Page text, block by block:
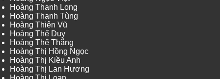
Hoàng Thanh Long
Hoàng Thanh Tùng
Hoàng Thiên Vũ
Hoàng Thế Duy
Hoàng Thế Thắng
Hoàng Thị Hồng Ngọc
Hoàng Thị Kiều Anh
Hoàng Thị Lan Hương